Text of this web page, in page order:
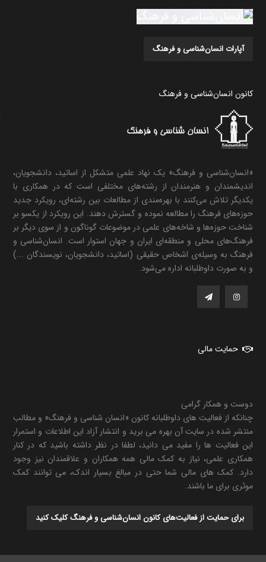
آپارات انسان‌شناسی و فرهنگ
کانون انسان‌شناسی و فرهنگ
«انسان‌شناسی و فرهنگ» یک نهاد علمی متشکل از اساتید، دانشجویان،
اندیشمندان و هنرمندان از رشته‌های مختلفی است که در همکاری با
یکدیگر تلاش می‌کنند با بهره‌مندی از مطالعات بین رشته‌ای، رویکرد جدید
حوزه‌های فرهنگ را مطالعه نموده و گسترش دهند. این رویکرد از یکسو بر
شناخت حوزه‌ها و شاخه‌های علمی در موضوعات گوناگون و از سوی دیگر بر
فرهنگ‌های محلی و منطقه‌ای ایران و جهان استوار است. انسان‌شناسی و
فرهنگ به وسیله‌ی اشخاص حقیقی (اساتید، دانشجویان، نویسندگان ...)
و به صورت داوطلبانه اداره می‌شود.
حمایت مالی
دوست و همکار گرامی
چنانکه از فعالیت های داوطلبانه کانون «انسان شناسی و فرهنگ» و مطالب
منتشر شده در سایت آن بهره می برید و انتشار آزاد این اطلاعات و استمرار
این فعالیت ها را مفید می دانید، لطفا در نظر داشته باشید که در کنار
همکاری علمی، نیاز به کمک مالی همه همکاران و علاقمندان نیز وجود
دارد. کمک های مالی شما حتی در مبالغ بسیار اندک، می توانند کمک
موثری برای ما باشند.
برای حمایت از فعالیت‌های کانون انسان‌شناسی و فرهنگ کلیک کنید